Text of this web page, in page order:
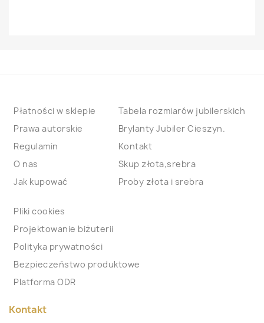
Płatności w sklepie
Prawa autorskie
Regulamin
O nas
Jak kupować
Tabela rozmiarów jubilerskich
Brylanty Jubiler Cieszyn.
Kontakt
Skup złota,srebra
Proby złota i srebra
Pliki cookies
Projektowanie biżuterii
Polityka prywatności
Bezpieczeństwo produktowe
Platforma ODR
Kontakt